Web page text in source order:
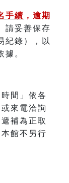
手續 ，逾期
請妥善保存
紀錄），以
據。
間」依各
來電洽詢
補為正取
館不另行